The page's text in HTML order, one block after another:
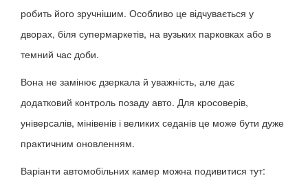
робить його зручнішим. Особливо це відчувається у
дворах, біля супермаркетів, на вузьких парковках або в
темний час доби.
Вона не замінює дзеркала й уважність, але дає
додатковий контроль позаду авто. Для кросоверів,
універсалів, мінівенів і великих седанів це може бути дуже
практичним оновленням.
Варіанти автомобільних камер можна подивитися тут: